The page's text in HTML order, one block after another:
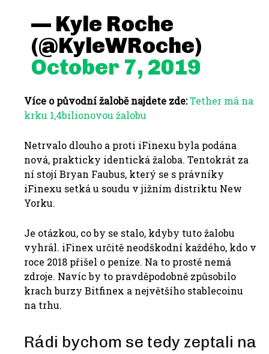
— Kyle Roche
(@KyleWRoche)
October 7, 2019
Více o původní žalobě najdete zde:Tether má na
krku 1,4bilionovou žalobu
Netrvalo dlouho a proti iFinexu byla podána
nová, prakticky identická žaloba. Tentokrát za
ní stojí Bryan Faubus, který se s právníky
iFinexu setká u soudu v jižním distriktu New
Yorku.
Je otázkou, co by se stalo, kdyby tuto žalobu
vyhrál. iFinex určitě neodškodní každého, kdo v
roce 2018 přišel o peníze. Na to prostě nemá
zdroje. Navíc by to pravděpodobně způsobilo
krach burzy Bitfinex a největšího stablecoinu
na trhu.
Rádi bychom se tedy zeptali na